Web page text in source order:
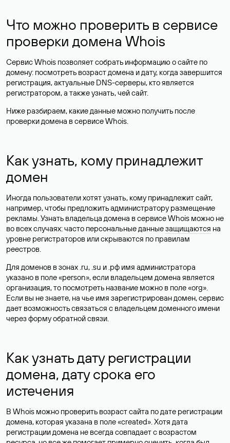
Что можно проверить в сервисе
проверки домена Whois
Сервис Whois позволяет собрать информацию о сайте по
домену: посмотреть возраст домена и дату, когда завершится
регистрация, актуальные DNS-серверы, кто является
регистратором, а также узнать, чей сайт.
Ниже разбираем, какие данные можно получить после
проверки домена в сервисе Whois.
Как узнать, кому принадлежит
домен
Иногда пользователи хотят узнать, кому принадлежит сайт,
например, чтобы предложить администратору размещение
рекламы. Узнать владельца домена в сервисе Whois можно не
во всех случаях: часто персональные данныезащищаются на
уровне регистраторов или скрываются по правилам
реестров.
Для доменов в зонах .ru, .su и .рф имя администратора
указано в поле «person», если владельцем домена является
организация, то посмотреть название можно в поле «org».
Если вы не знаете, на чье имя зарегистрирован домен, сервис
дает возможность связаться с владельцем доменного имени
через форму обратной связи.
Как узнать дату регистрации
домена, дату срока его
истечения
В Whois можно проверить возраст сайта по дате регистрации
домена, которая указана в поле «created». Хотя дата
регистрации домена не всегда совпадает с возрастом